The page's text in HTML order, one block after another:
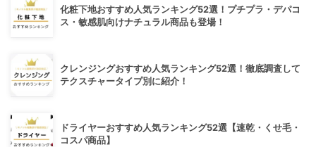
化粧下地おすすめ人気ランキング52選！プチプラ・デパコ
ス・敏感肌向けナチュラル商品も登場！
クレンジングおすすめ人気ランキング52選！徹底調査して
テクスチャータイプ別に紹介！
ドライヤーおすすめ人気ランキング52選【速乾・くせ毛・
コスパ商品】